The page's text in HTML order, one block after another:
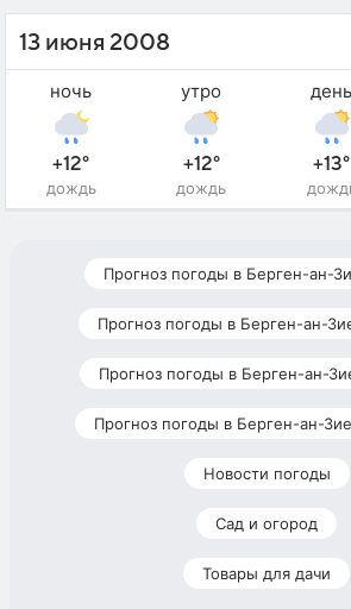
13 июня 2008
ночь
+12°
дождь
утро
+12°
дождь
день
+13°
Прогноз погоды в Берген-ан-
Прогноз погоды в Берген-ан-
Прогноз погоды в Берген-ан-
Прогноз погоды в Берген-ан-
Новости погоды
Сад и огород
Товары для дачи